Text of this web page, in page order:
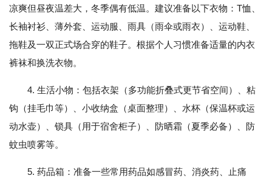
凉爽但昼夜温差大，冬季偶有低温。建议准备以下衣物：T恤、
长袖衬衫、薄外套、运动服、雨具（雨伞或雨衣）、运动鞋、
拖鞋及一双正式场合穿的鞋子。根据个人习惯准备适量的内衣
裤袜和换洗衣物。
4. 生活小物：包括衣架（多功能折叠式更节省空间）、粘
钩（挂毛巾等）、小收纳盒（桌面整理）、水杯（保温杯或运
动水壶）、锁具（用于宿舍柜子）、防晒霜（夏季必备）、防
蚊虫喷雾等。
5. 药品箱：准备一些常用药品如感冒药、消炎药、止痛